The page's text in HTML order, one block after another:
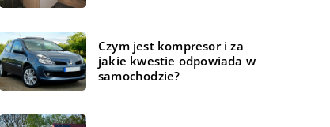
Czym jest kompresor i za
jakie kwestie odpowiada w
samochodzie?